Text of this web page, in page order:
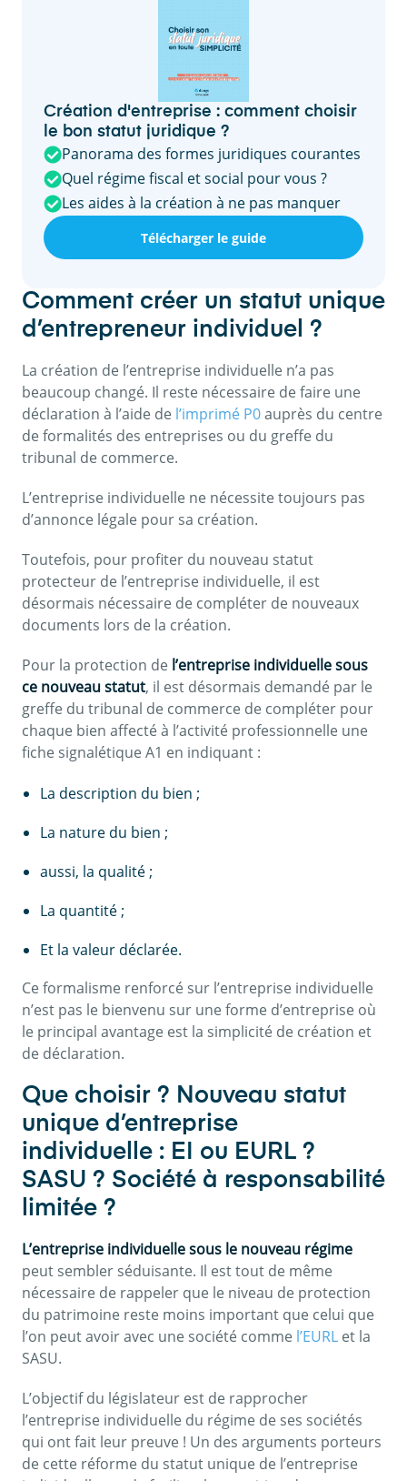
Création d'entreprise : comment choisir
le bon statut juridique ?
Panorama des formes juridiques courantes
Quel régime fiscal et social pour vous ?
Les aides à la création à ne pas manquer
Télécharger le guide
Comment créer un statut unique
d’entrepreneur individuel ?
La création de l’entreprise individuelle n’a pas
beaucoup changé. Il reste nécessaire de faire une
déclaration à l’aide de l’imprimé P0auprès du centre
de formalités des entreprises ou du greffe du
tribunal de commerce.
L’entreprise individuelle ne nécessite toujours pas
d’annonce légale pour sa création.
Toutefois, pour profiter du nouveau statut
protecteur de l’entreprise individuelle, il est
désormais nécessaire de compléter de nouveaux
documents lors de la création.
Pour la protection de l’entreprise individuelle sous
ce nouveau statut, il est désormais demandé par le
greffe du tribunal de commerce de compléter pour
chaque bien affecté à l’activité professionnelle une
fiche signalétique A1 en indiquant :
La description du bien ;
La nature du bien ;
aussi, la qualité ;
La quantité ;
Et la valeur déclarée.
Ce formalisme renforcé sur l’entreprise individuelle
n’est pas le bienvenu sur une forme d’entreprise où
le principal avantage est la simplicité de création et
de déclaration.
Que choisir ? Nouveau statut
unique d’entreprise
individuelle : EI ou EURL ?
SASU ? Société à responsabilité
limitée ?
L’entreprise individuelle sous le nouveau régime
peut sembler séduisante. Il est tout de même
nécessaire de rappeler que le niveau de protection
du patrimoine reste moins important que celui que
l’on peut avoir avec une société comme l’EURL et la
SASU.
L’objectif du législateur est de rapprocher
l’entreprise individuelle du régime de ses sociétés
qui ont fait leur preuve ! Un des arguments porteurs
de cette réforme du statut unique de l’entreprise